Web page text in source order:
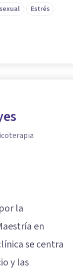
Estrés
la
en
se centra
y las